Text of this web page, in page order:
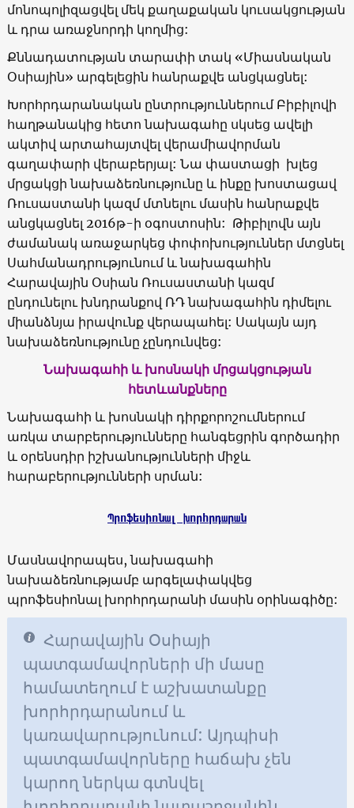
մոնոպոլիզացվել մեկ քաղաքական կուսակցության
և դրա առաջնորդի կողմից:
Քննադատության տարափի տակ «Միասնական
Օսիային» արգելեցին հանրաքվե անցկացնել:
Խորհրդարանական ընտրություններում Բիբիլովի
հաղթանակից հետո նախագահը սկսեց ավելի
ակտիվ արտահայտվել վերամիավորման
գաղափարի վերաբերյալ: Նա փաստացի խլեց
մրցակցի նախաձեռնությունը և ինքը խոստացավ
Ռուսաստանի կազմ մտնելու մասին հանրաքվե
անցկացնել 2016թ-ի օգոստոսին: Թիբիլովն այն
ժամանակ առաջարկեց փոփոխություններ մտցնել
Սահմանադրությունում և նախագահին
Հարավային Օսիան Ռուսաստանի կազմ
ընդունելու խնդրանքով ՌԴ նախագահին դիմելու
միանձնյա իրավունք վերապահել: Սակայն այդ
նախաձեռնությունը չընդունվեց:
Նախագահի և խոսնակի մրցակցության
հետևանքները
Նախագահի և խոսնակի դիրքորոշումներում
առկա տարբերությունները հանգեցրին գործադիր
և օրենսդիր իշխանությունների միջև
հարաբերությունների սրման:
Պրոֆեսիոնալ խորհրդարան
Մասնավորապես, նախագահի
նախաձեռնությամբ արգելափակվեց
պրոֆեսիոնալ խորհրդարանի մասին օրինագիծը:
Հարավային Օսիայի
պատգամավորների մի մասը
համատեղում է աշխատանքը
խորհրդարանում և
կառավարությունում: Այդպիսի
պատգամավորները հաճախ չեն
կարող ներկա գտնվել